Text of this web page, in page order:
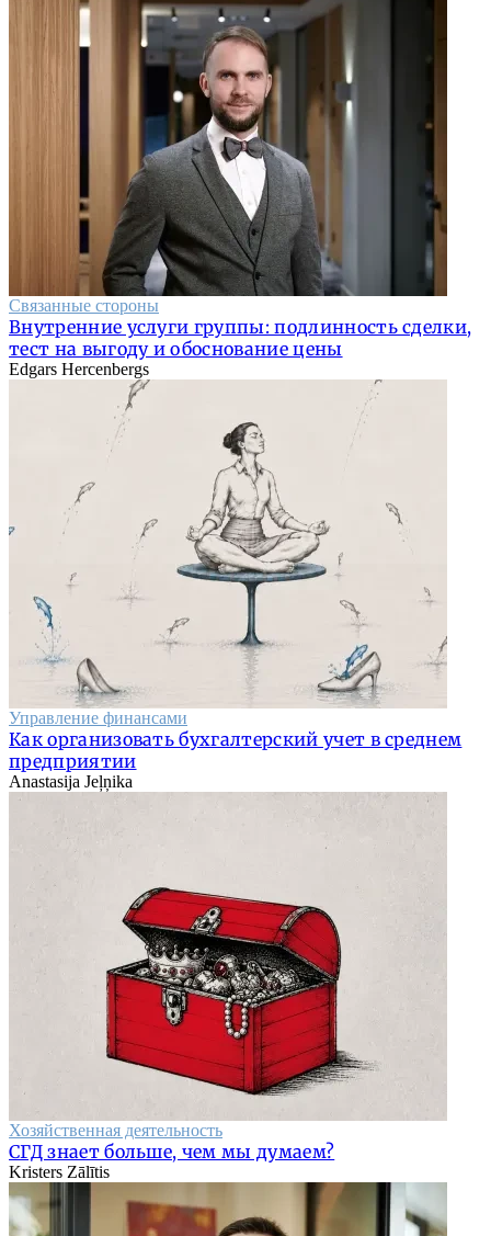
Связанные стороны
Внутренние услуги группы: подлинность сделки,
тест на выгоду и обоснование цены
Edgars Hercenbergs
Управление финансами
Как организовать бухгалтерский учет в среднем
предприятии
Anastasija Jeļņika
Хозяйственная деятельность
СГД знает больше, чем мы думаем?
Kristers Zālītis